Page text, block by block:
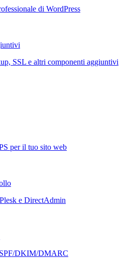
di WordPress
SSL e altri componenti aggiuntivi
per il tuo sito web
e DirectAdmin
SPF/DKIM/DMARC